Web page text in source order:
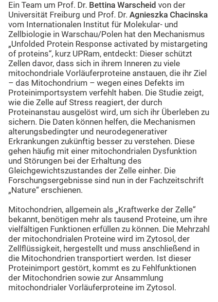
Ein Team um Prof. Dr. Bettina Warscheid von der
Universität Freiburg und Prof. Dr. Agnieszka Chacinska
vom Internationalen Institut für Molekular- und
Zellbiologie in Warschau/Polen hat den Mechanismus
„Unfolded Protein Response activated by mistargeting
of proteins“, kurz UPRam, entdeckt: Dieser schützt
Zellen davor, dass sich in ihrem Inneren zu viele
mitochondriale Vorläuferproteine anstauen, die ihr Ziel
– das Mitochondrium – wegen eines Defekts im
Proteinimportsystem verfehlt haben. Die Studie zeigt,
wie die Zelle auf Stress reagiert, der durch
Proteinanstau ausgelöst wird, um sich ihr Überleben zu
sichern. Die Daten können helfen, die Mechanismen
alterungsbedingter und neurodegenerativer
Erkrankungen zukünftig besser zu verstehen. Diese
gehen häufig mit einer mitochondrialen Dysfunktion
und Störungen bei der Erhaltung des
Gleichgewichtszustandes der Zelle einher. Die
Forschungsergebnisse sind nun in der Fachzeitschrift
„Nature“ erschienen.
Mitochondrien, allgemein als „Kraftwerke der Zelle“
bekannt, benötigen mehr als tausend Proteine, um ihre
vielfältigen Funktionen erfüllen zu können. Die Mehrzahl
der mitochondrialen Proteine wird im Zytosol, der
Zellflüssigkeit, hergestellt und muss anschließend in
die Mitochondrien transportiert werden. Ist dieser
Proteinimport gestört, kommt es zu Fehlfunktionen
der Mitochondrien sowie zur Ansammlung
mitochondrialer Vorläuferproteine im Zytosol.